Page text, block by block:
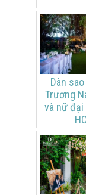
Dàn
Trương
và nữ đại